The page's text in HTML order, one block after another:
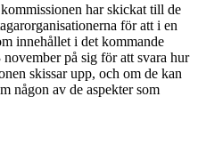
har skickat till de
för att i en
innehållet i det kommande
på sig för att svara hur
skissar upp, och om de kan
någon av de aspekter som